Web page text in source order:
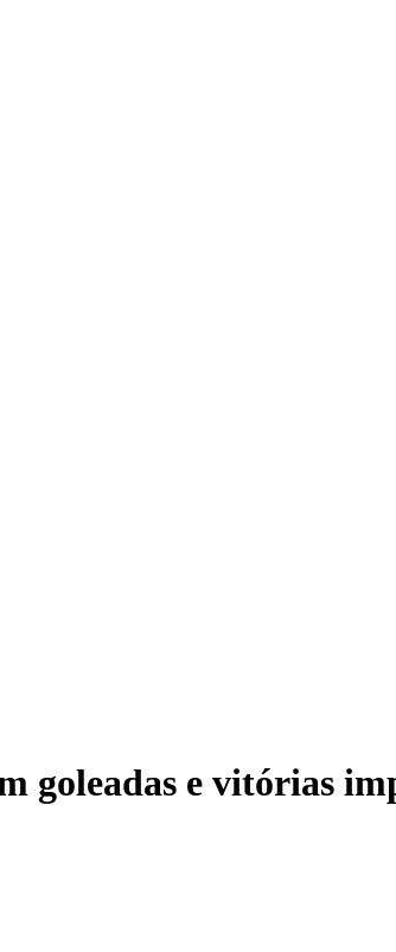
goleadas e vitórias